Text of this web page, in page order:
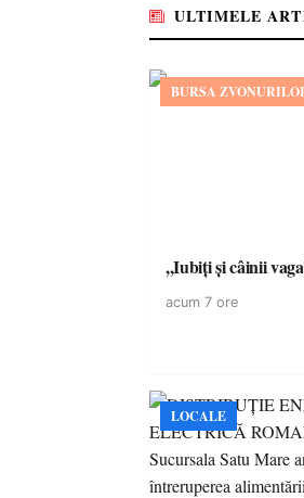
ULTIMELE
BURSA
,,Iubiți și câinii
acum 7 ore
LOCALE